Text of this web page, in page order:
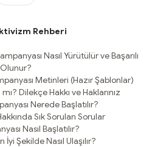
Rehberi
Nasıl Yürütülür ve Başarılı
Olunur?
Metinleri (Hazır Şablonlar)
Dilekçe Hakkı ve Haklarınız
Nerede Başlatılır?
Sık Sorulan Sorular
Nasıl Başlatılır?
Şekilde Nasıl Ulaşılır?